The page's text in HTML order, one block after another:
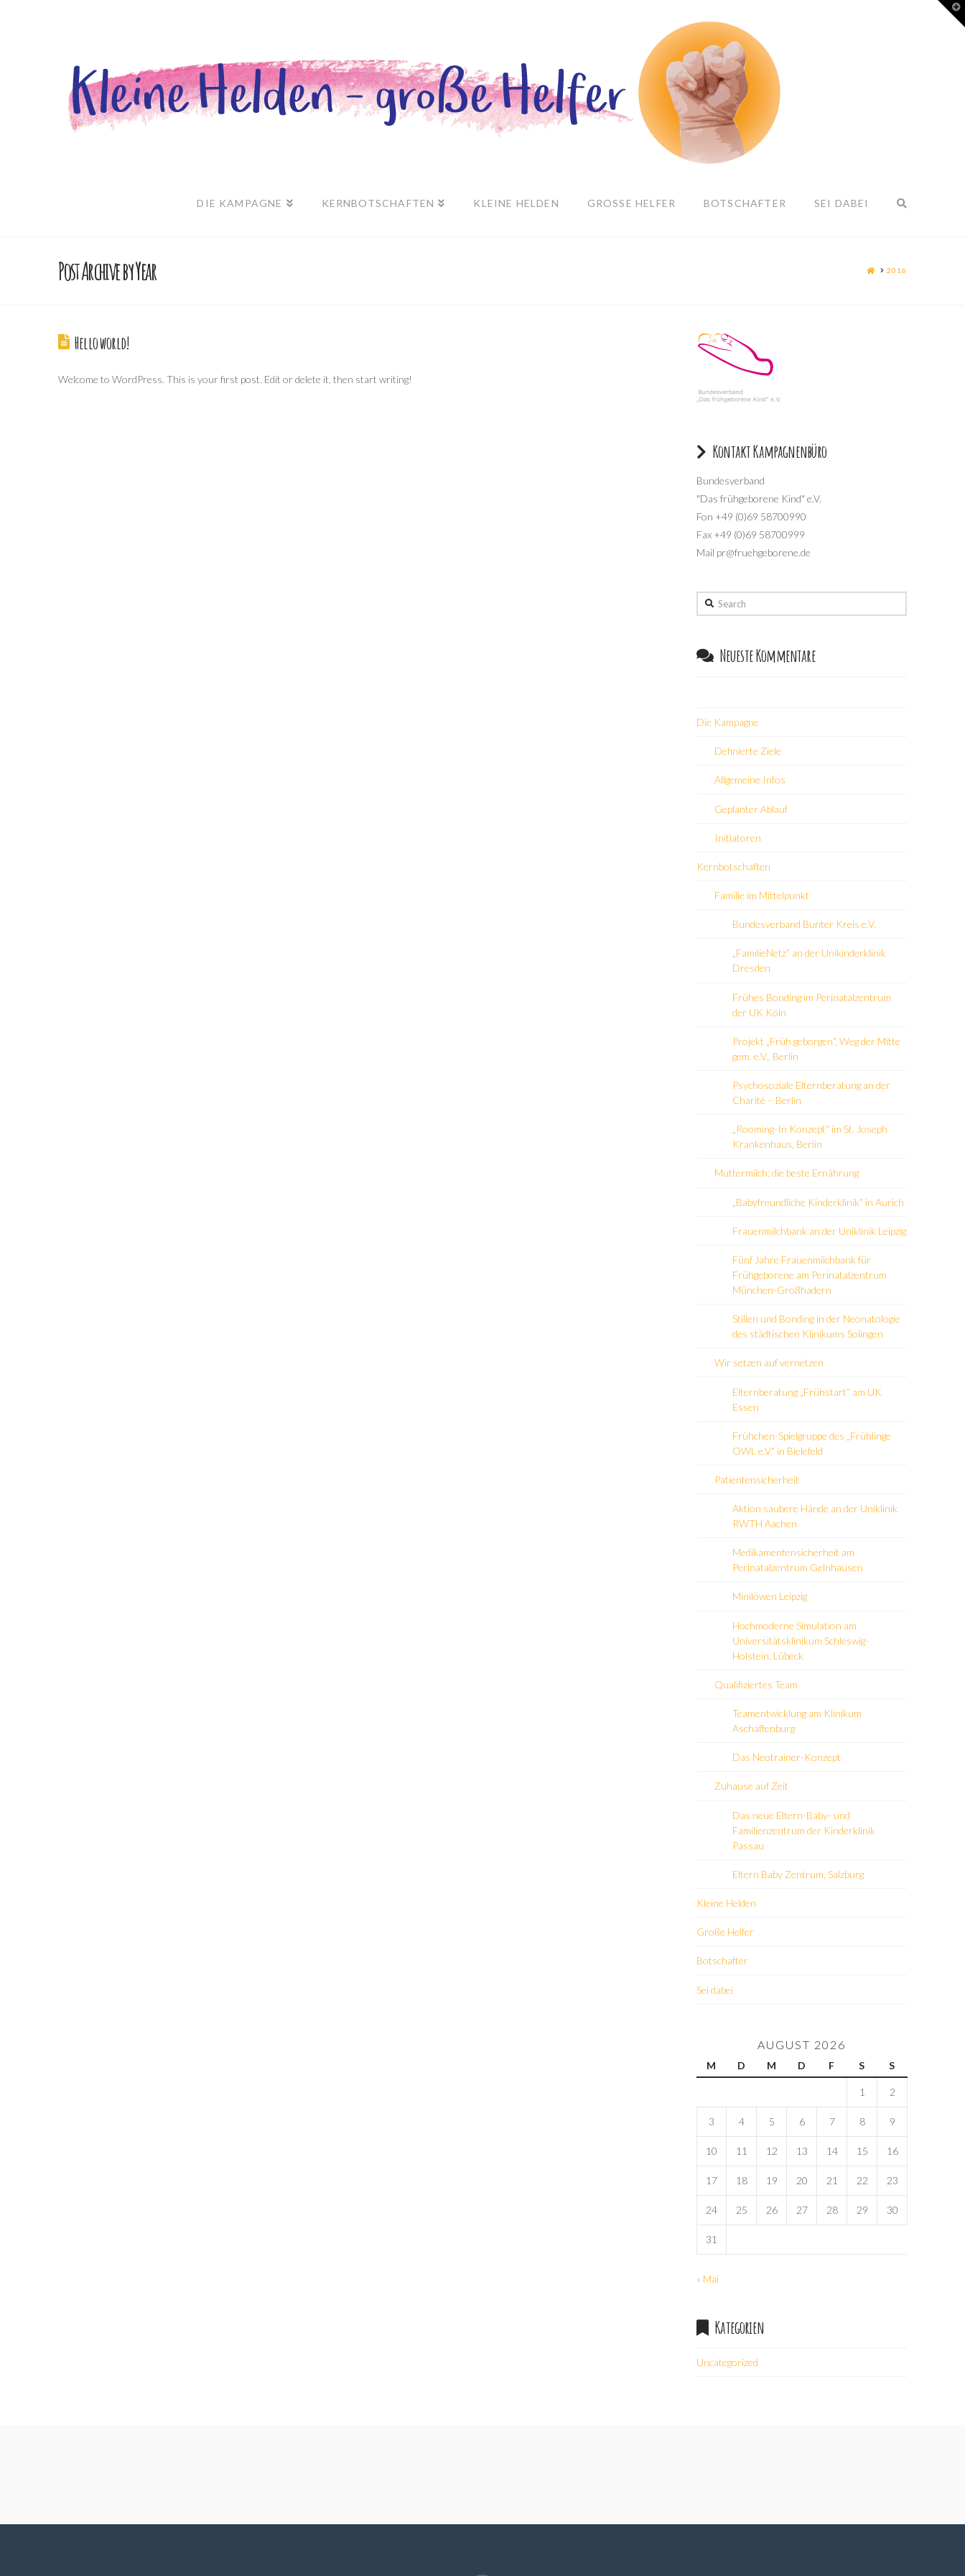
DIE KAMPAGNE KERNBOTSCHAFTEN KLEINE HELDEN GROSSE HELFER BOTSCHAFTER SEI DABEI
Post Archive by Year HOME
2016
Hello world!
Welcome to WordPress. This is your first post. Edit or delete it, then start writing!
Kontakt Kampagnenbüro
Bundesverband
"Das frühgeborene Kind" e.V.
Fon +49 (0)69 58700990
Fax +49 (0)69 58700999
Mail pr@fruehgeborene.de
Search
Neueste Kommentare
Die Kampagne
Definierte Ziele
Allgemeine Infos
Geplanter Ablauf
Initiatoren
Kernbotschaften
Familie im Mittelpunkt
Bundesverband Bunter Kreis e.V.
„FamilieNetz“ an der Unikinderklinik
Dresden
Frühes Bonding im Perinatalzentrum
der UK Köln
Projekt „Früh geborgen“, Weg der Mitte
gem. e.V., Berlin
Psychosoziale Elternberatung an der
Charité – Berlin
„Rooming-In Konzept“ im St. Joseph
Krankenhaus, Berlin
Muttermilch: die beste Ernährung
„Babyfreundliche Kinderklinik“ in Aurich
Frauenmilchbank an der Uniklinik Leipzig
Fünf Jahre Frauenmilchbank für
Frühgeborene am Perinatalzentrum
München-Großhadern
Stillen und Bonding in der Neonatologie
des städtischen Klinikums Solingen
Wir setzen auf vernetzen
Elternberatung „Frühstart“ am UK
Essen
Frühchen-Spielgruppe des „Frühlinge
OWL e.V.“ in Bielefeld
Patientensicherheit
Aktion saubere Hände an der Uniklinik
RWTH Aachen
Medikamentensicherheit am
Perinatalzentrum Gelnhausen
Minilöwen Leipzig
Hochmoderne Simulation am
Universitätsklinikum Schleswig-
Holstein, Lübeck
Qualifiziertes Team
Teamentwicklung am Klinikum
Aschaffenburg
Das Neotrainer-Konzept
Zuhause auf Zeit
Das neue Eltern-Baby- und
Familienzentrum der Kinderklinik
Passau
Eltern Baby Zentrum, Salzburg
Kleine Helden
Große Helfer
Botschafter
Sei dabei
AUGUST 2026
M D M D F S S
1 2
3 4 5 6 7 8 9
10 11 12 13 14 15 16
17 18 19 20 21 22 23
24 25 26 27 28 29 30
31
« Mai
Kategorien
Uncategorized